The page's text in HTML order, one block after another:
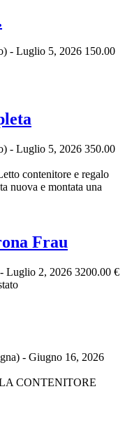
- Luglio 5, 2026 150.00
- Luglio 5, 2026 350.00
contenitore e regalo
nuova e montata una
Frau
- Luglio 2, 2026 3200.00 €
- Giugno 16, 2026
CONTENITORE